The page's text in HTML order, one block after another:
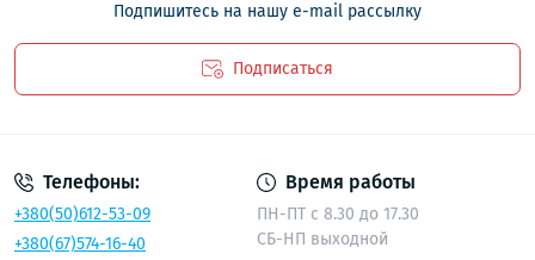
Редуктор типа 1Ц2У: семейство надежных
редукторов для вашего производства.
Редуктор типа 1Ц2У-450 является частью широкой
вариант, обратите внимание надругие модели
редукторов 1Ц2У
. Все они отличаются высоким
качеством изготовления и отвечают строгим
Подпишитесь на нашу e-mail рассылку
Подписаться
Телефоны:
+380(50)612-53-09
+380(67)574-16-40
Время работы
ПН-ПТ с 8.30 до 17.30
СБ-НП выходной